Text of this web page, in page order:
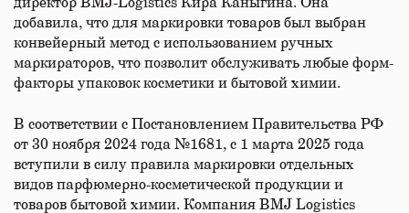
добавила, что для маркировки товаров был выбран
конвейерный метод с использованием ручных
маркираторов, что позволит обслуживать любые форм-
факторы упаковок косметики и бытовой химии.
В соответствии с Постановлением Правительства РФ
от 30 ноября 2024 года №1681, с 1 марта 2025 года
вступили в силу правила маркировки отдельных
видов парфюмерно-косметической продукции и
товаров бытовой химии. Компания BMJ Logistics